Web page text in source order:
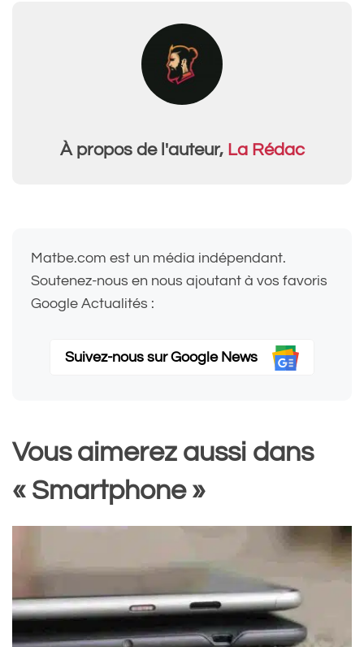
À propos de l'auteur, La Rédac
Matbe.com est un média indépendant.
Soutenez-nous en nous ajoutant à vos favoris
Google Actualités :
Suivez-nous sur Google News
Vous aimerez aussi dans
« Smartphone »